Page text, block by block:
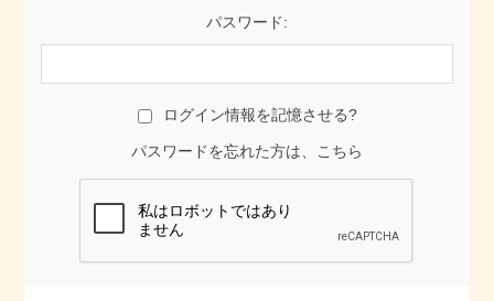
パスワード:
ログイン情報を記憶させる?
パスワードを忘れた方は、こちら